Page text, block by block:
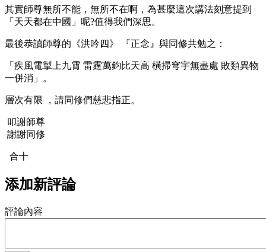
其實師尊無所不能，無所不在啊，為甚麼這次講法刻意提到
「天天都在中國」呢?值得我們深思。
最後恭讀師尊的《洪吟四》 『正念』與同修共勉之：
「疾風電掣上九霄 雷霆萬鈞比天高 橫掃穹宇無盡處 敗類異物
一併消」。
層次有限 ，請同修們慈悲指正。
叩謝師尊
謝謝同修
合十
添加新評論
評論內容